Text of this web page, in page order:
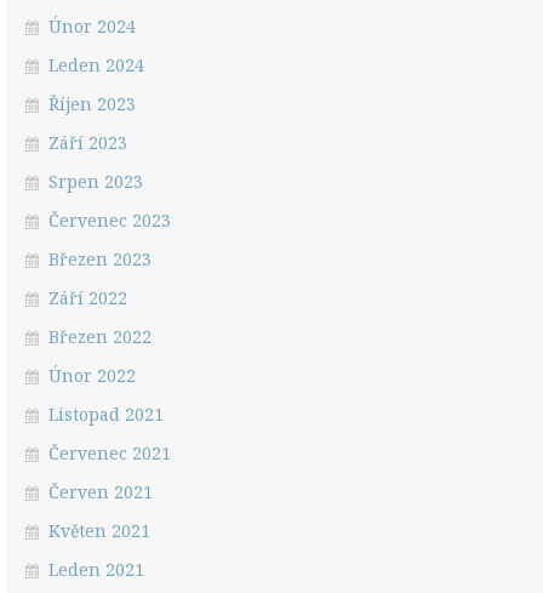
Únor 2024
Leden 2024
Říjen 2023
Září 2023
Srpen 2023
Červenec 2023
Březen 2023
Září 2022
Březen 2022
Únor 2022
Listopad 2021
Červenec 2021
Červen 2021
Květen 2021
Leden 2021